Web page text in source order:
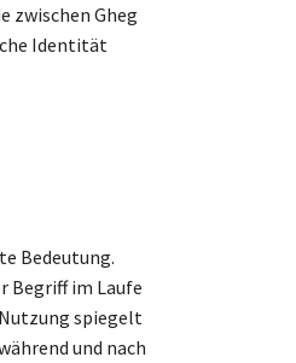
zwischen Gheg
Identität
Bedeutung.
Begriff im Laufe
spiegelt
und nach